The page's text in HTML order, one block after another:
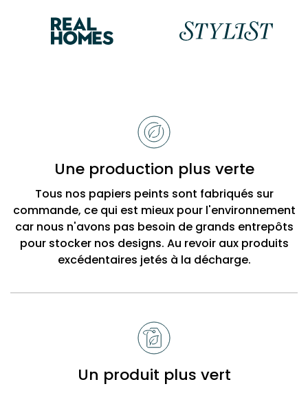
BobbiUne production plus verte
Tous nos papiers peints sont fabriqués sur
commande, ce qui est mieux pour l'environnement
car nous n'avons pas besoin de grands entrepôts
pour stocker nos designs. Au revoir aux produits
excédentaires jetés à la décharge.
Un produit plus vert